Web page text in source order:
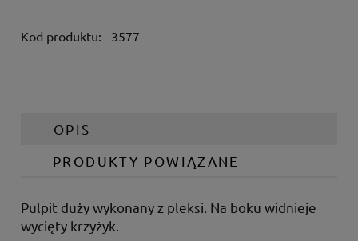
Kod produktu: 3577
OPIS
PRODUKTY POWIĄZANE
Pulpit duży wykonany z pleksi. Na boku widnieje
wycięty krzyżyk.